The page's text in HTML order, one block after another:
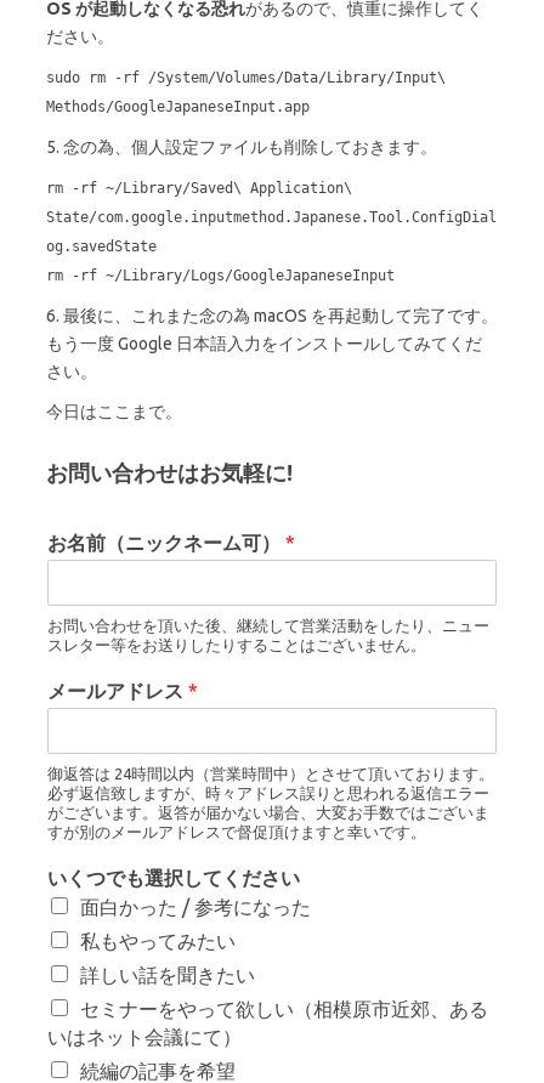
OS が起動しなくなる恐れがあるので、慎重に操作してく
ださい。
sudo rm -rf /System/Volumes/Data/Library/Input\
Methods/GoogleJapaneseInput.app
5. 念の為、個人設定ファイルも削除しておきます。
rm -rf ~/Library/Saved\ Application\
State/com.google.inputmethod.Japanese.Tool.ConfigDial
og.savedState
rm -rf ~/Library/Logs/GoogleJapaneseInput
6. 最後に、これまた念の為 macOS を再起動して完了です。
もう一度 Google 日本語入力をインストールしてみてくだ
さい。
今日はここまで。
お問い合わせはお気軽に!
お名前（ニックネーム可） *
お問い合わせを頂いた後、継続して営業活動をしたり、ニュー
スレター等をお送りしたりすることはございません。
メールアドレス *
御返答は 24時間以内（営業時間中）とさせて頂いております。
必ず返信致しますが、時々アドレス誤りと思われる返信エラー
がございます。返答が届かない場合、大変お手数ではございま
すが別のメールアドレスで督促頂けますと幸いです。
いくつでも選択してください
面白かった / 参考になった
私もやってみたい
詳しい話を聞きたい
セミナーをやって欲しい（相模原市近郊、ある
いはネット会議にて）
続編の記事を希望